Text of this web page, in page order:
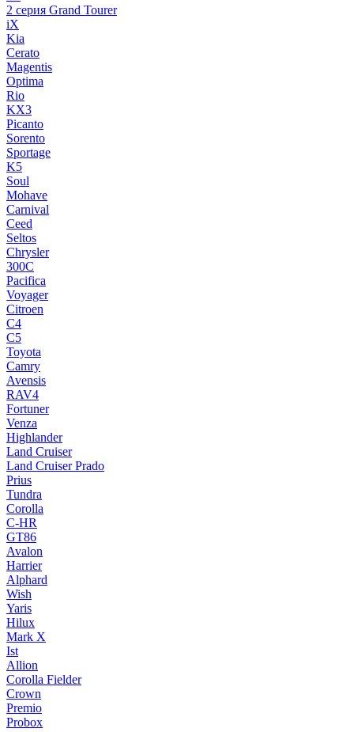
2 серия Grand Tourer
iX
Kia
Cerato
Magentis
Optima
Rio
KX3
Picanto
Sorento
Sportage
K5
Soul
Mohave
Carnival
Ceed
Seltos
Chrysler
300C
Pacifica
Voyager
Citroen
C4
C5
Toyota
Camry
Avensis
RAV4
Fortuner
Venza
Highlander
Land Cruiser
Land Cruiser Prado
Prius
Tundra
Corolla
C-HR
GT86
Avalon
Harrier
Alphard
Wish
Yaris
Hilux
Mark X
Ist
Allion
Corolla Fielder
Crown
Premio
Probox